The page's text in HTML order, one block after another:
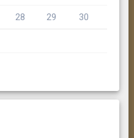
28 29 30